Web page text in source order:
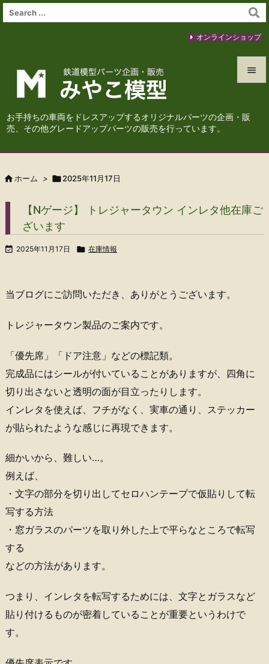
お手持ちの車両をドレスアップするオリジナルパーツの企画・販
売、その他グレードアップパーツの販売を行っています。




オンラインショップ
 ホーム > 2025年11月17日
【Nゲージ】 トレジャータウン インレタ他在庫ご
ざいます
 2025年11月17日  在庫情報
当ブログにご訪問いただき、ありがとうございます。
トレジャータウン製品のご案内です。
「優先席」「ドア注意」などの標記類。
完成品にはシールが付いていることがありますが、四角に
切り出さないと透明の面が目立ったりします。
インレタを使えば、フチがなく、実車の通り、ステッカー
が貼られたような感じに再現できます。
細かいから、難しい…。
例えば、
・文字の部分を切り出してセロハンテープで仮貼りして転
写する方法
・窓ガラスのパーツを取り外した上で平らなところで転写
する
などの方法があります。
つまり、インレタを転写するためには、文字とガラスなど
貼り付けるものが密着していることが重要というわけで
す。